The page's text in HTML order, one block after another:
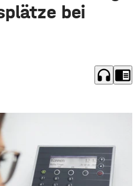
bei
headphones chrome_reader_mode